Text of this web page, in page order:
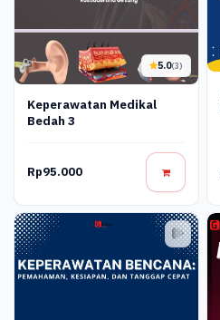
5.0(3)
Keperawatan Medikal
Bedah 3
Rp95.000